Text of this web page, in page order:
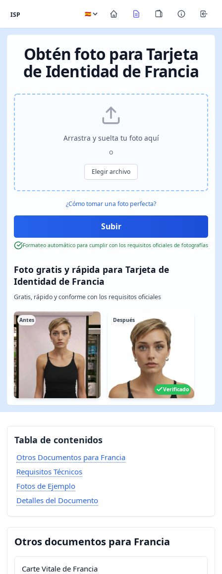
ISP
Obtén foto para Tarjeta
de Identidad de Francia
Foto gratis y rápida para Tarjeta de
Identidad de Francia
Gratis, rápido y conforme con los requisitos oficiales
Antes Después
Verificado
Arrastra y suelta tu foto aquí
o
Elegir archivo
¿Cómo tomar una foto perfecta?
Formateo automático para cumplir con los requisitos oficiales de fotografías
Tabla de contenidos
Otros Documentos para Francia
Requisitos Técnicos
Fotos de Ejemplo
Detalles del Documento
Otros documentos para Francia
Carte Vitale de Francia